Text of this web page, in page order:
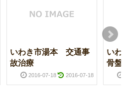
いわき市湯本 交通事
故治療
2016-07-18 2016-07-18
い
骨